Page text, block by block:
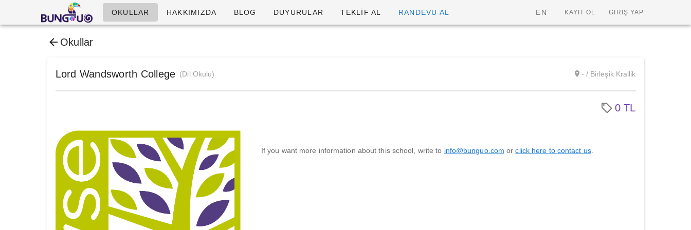
OKULLAR HAKKIMIZDA BLOG DUYURULAR TEKLİF AL RANDEVU AL EN KAYIT OL GİRİŞ YAP
Okullar
Lord Wandsworth College (Dil Okulu) - / Birleşik Krallik
0 TL
If you want more information about this school, write to info@bunguo.com orclick here to contact us.